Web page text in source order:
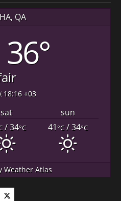
QA
36°
18:16 +03
sat
sun
/ 34°C 41°C/ 34°C
Weather Atlas
Twitter